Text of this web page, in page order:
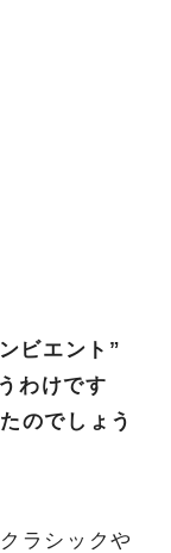
ビエント”
わけです
のでしょう
ラシックや